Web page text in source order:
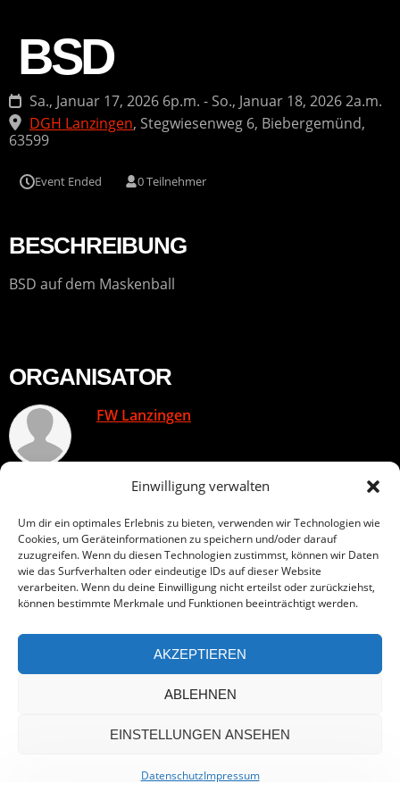
Einwilligung verwalten
Um dir ein optimales Erlebnis zu bieten, verwenden wir Technologien wie
Cookies, um Geräteinformationen zu speichern und/oder darauf
zuzugreifen. Wenn du diesen Technologien zustimmst, können wir Daten
wie das Surfverhalten oder eindeutige IDs auf dieser Website
verarbeiten. Wenn du deine Einwilligung nicht erteilst oder zurückziehst,
können bestimmte Merkmale und Funktionen beeinträchtigt werden.
AKZEPTIEREN
ABLEHNEN
EINSTELLUNGEN ANSEHEN
DatenschutzImpressum
BSD
Sa., Januar 17, 2026 6p.m. - So., Januar 18, 2026 2a.m.
DGH Lanzingen, Stegwiesenweg 6, Biebergemünd,
63599
Event Ended 0 Teilnehmer
BESCHREIBUNG
BSD auf dem Maskenball
ORGANISATOR
FW Lanzingen
All rights reserved